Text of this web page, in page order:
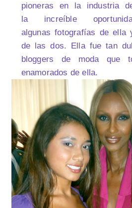
pioneras en la industria
la increíble
algunas fotografías de ella
de las dos. Ella fue tan
bloggers de moda que
enamorados de ella.